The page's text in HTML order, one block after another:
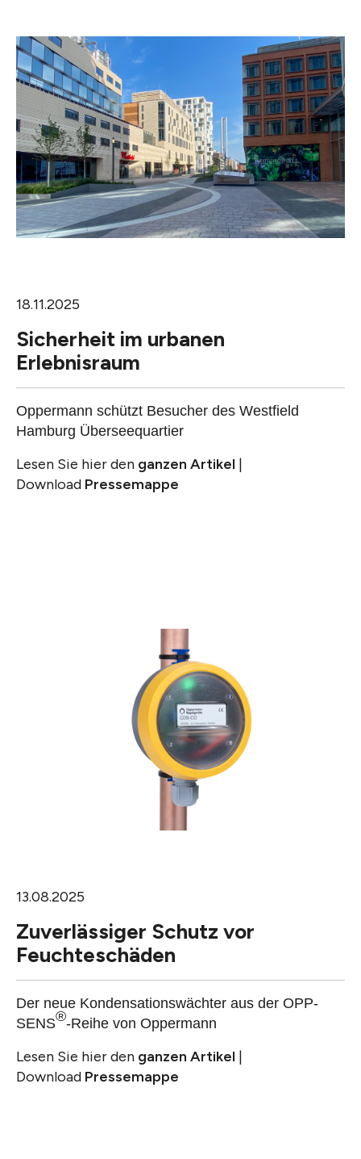
18.11.2025
Sicherheit im urbanen
Erlebnisraum
Oppermann schützt Besucher des Westfield
Hamburg Überseequartier
Lesen Sie hier den ganzen Artikel |
Download Pressemappe
13.08.2025
Zuverlässiger Schutz vor
Feuchteschäden
Der neue Kondensationswächter aus der OPP-
SENS®-Reihe von Oppermann
Lesen Sie hier den ganzen Artikel |
Download Pressemappe